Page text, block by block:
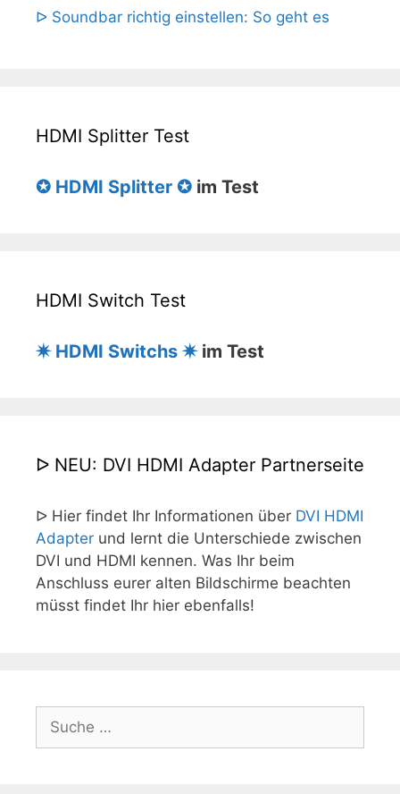
ᐅ Soundbar richtig einstellen: So geht es
HDMI Splitter Test
✪ HDMI Splitter ✪ im Test
HDMI Switch Test
✷ HDMI Switchs ✷im Test
ᐅ NEU: DVI HDMI Adapter Partnerseite
ᐅ Hier findet Ihr Informationen über DVI HDMI
Adapter und lernt die Unterschiede zwischen
DVI und HDMI kennen. Was Ihr beim
Anschluss eurer alten Bildschirme beachten
müsst findet Ihr hier ebenfalls!
nach: